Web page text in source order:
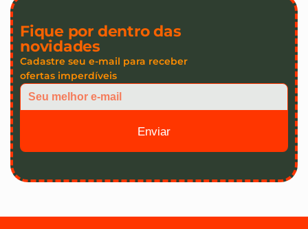
Fique por dentro das
novidades
Cadastre seu e-mail para receber
ofertas imperdíveis
Enviar